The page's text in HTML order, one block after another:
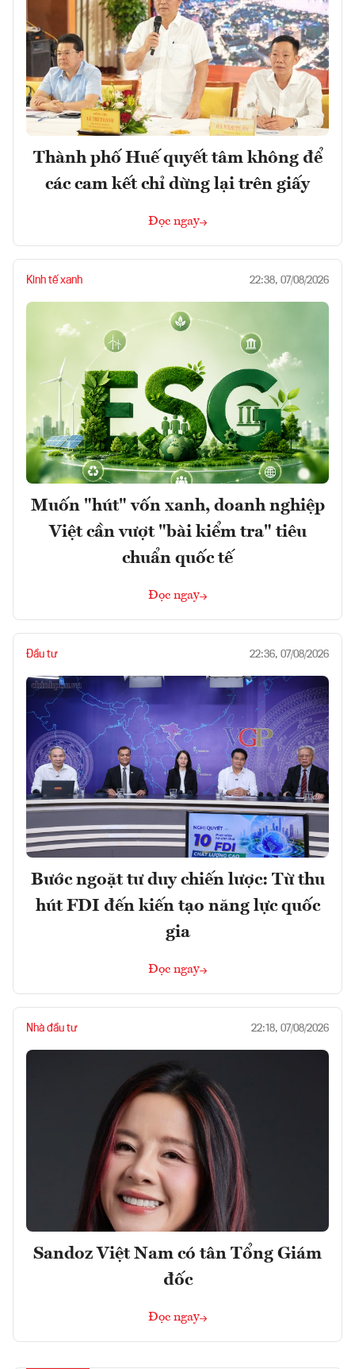
Thành phố Huế quyết tâm không để
các cam kết chỉ dừng lại trên giấy
Đọc ngay
Kinh tế xanh 22:38, 07/08/2026
Muốn "hút" vốn xanh, doanh nghiệp
Việt cần vượt "bài kiểm tra" tiêu
chuẩn quốc tế
Đọc ngay
Đầu tư 22:36, 07/08/2026
Bước ngoặt tư duy chiến lược: Từ thu
hút FDI đến kiến tạo năng lực quốc
gia
Đọc ngay
Nhà đầu tư 22:18, 07/08/2026
Sandoz Việt Nam có tân Tổng Giám
đốc
Đọc ngay